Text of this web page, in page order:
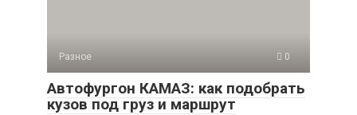
Разное 0
Автофургон КАМАЗ: как подобрать
кузов под груз и маршрут